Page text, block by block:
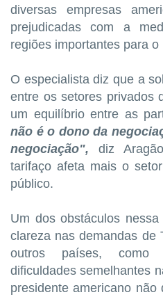
diversas empresas
prejudicadas com a
regiões importantes para
O especialista diz que a
entre os setores privados
um equilíbrio entre as
não é o dono da
negociação", diz
tarifaço afeta mais o
público.
Um dos obstáculos
clareza nas demandas de
outros países, como
dificuldades semelhantes
presidente americano